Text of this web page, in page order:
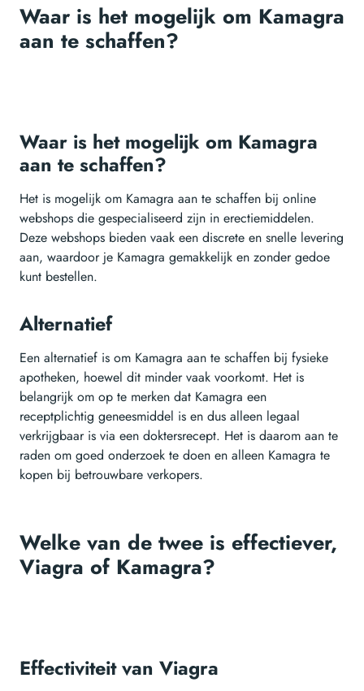
Waar is het mogelijk om Kamagra
aan te schaffen?
Waar is het mogelijk om Kamagra
aan te schaffen?
Het is mogelijk om Kamagra aan te schaffen bij online
webshops die gespecialiseerd zijn in erectiemiddelen.
Deze webshops bieden vaak een discrete en snelle levering
aan, waardoor je Kamagra gemakkelijk en zonder gedoe
kunt bestellen.
Alternatief
Een alternatief is om Kamagra aan te schaffen bij fysieke
apotheken, hoewel dit minder vaak voorkomt. Het is
belangrijk om op te merken dat Kamagra een
receptplichtig geneesmiddel is en dus alleen legaal
verkrijgbaar is via een doktersrecept. Het is daarom aan te
raden om goed onderzoek te doen en alleen Kamagra te
kopen bij betrouwbare verkopers.
Welke van de twee is effectiever,
Viagra of Kamagra?
Effectiviteit van Viagra